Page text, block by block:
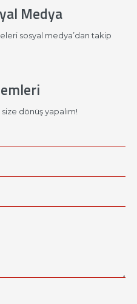
Medya
sosyal medya’dan takip
dönüş yapalım!